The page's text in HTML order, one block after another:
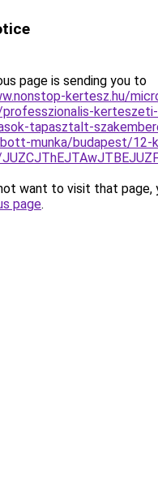
page is sending you to
kertesz.hu/
tapasztalt-
munka/budapest/12-
want to visit that page,
page.